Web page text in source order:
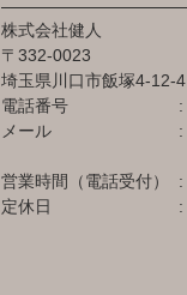
株式会社健人
332-0023
埼玉県川口市飯塚4-12-4
電話番号
メール
営業時間（電話受付）
定休日